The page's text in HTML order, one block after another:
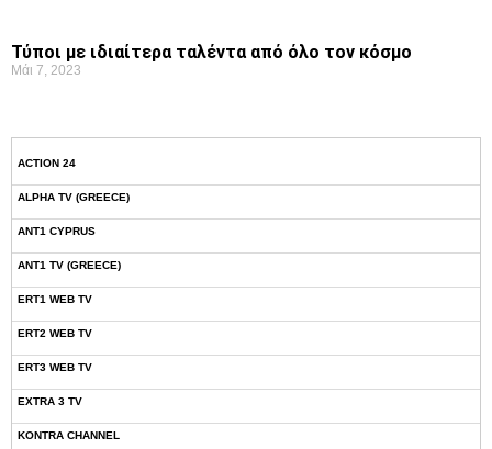
Τύποι με ιδιαίτερα ταλέντα από όλο τον κόσμο
Μάι 7, 2023
ACTION 24
ALPHA TV (GREECE)
ANT1 CYPRUS
ANT1 TV (GREECE)
ERT1 WEB TV
ERT2 WEB TV
ERT3 WEB TV
EXTRA 3 TV
KONTRA CHANNEL